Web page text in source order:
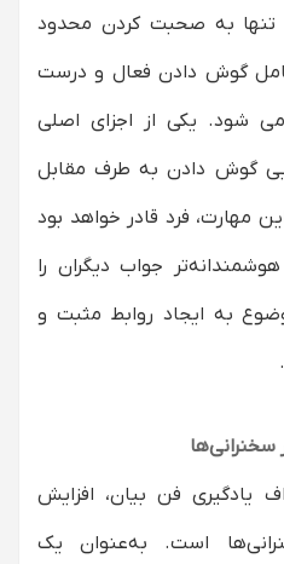
تنها به صحبت کردن محدود
گوش دادن فعال و درست
شود. یکی از اجزای اصلی
گوش دادن به طرف مقابل
مهارت، فرد قادر خواهد بود
جواب دیگران را
به ایجاد روابط مثبت و
سخنرانی‌ها
یادگیری فن بیان، افزایش
است. به‌عنوان یک